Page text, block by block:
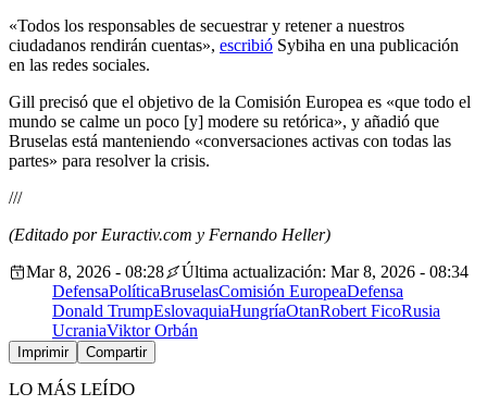
«Todos los responsables de secuestrar y retener a nuestros
ciudadanos rendirán cuentas», escribió Sybiha en una publicación
en las redes sociales.
Gill precisó que el objetivo de la Comisión Europea es «que todo el
mundo se calme un poco [y] modere su retórica», y añadió que
Bruselas está manteniendo «conversaciones activas con todas las
partes» para resolver la crisis.
///
(Editado por Euractiv.com y Fernando Heller)
Mar 8, 2026 - 08:28
Última actualización: Mar 8, 2026 - 08:34
DefensaPolíticaBruselasComisión EuropeaDefensa
Donald TrumpEslovaquiaHungríaOtanRobert FicoRusia
UcraniaViktor Orbán
Imprimir Compartir
LO MÁS LEÍDO